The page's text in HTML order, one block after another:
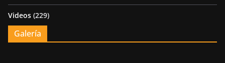
Videos (229)
Galería